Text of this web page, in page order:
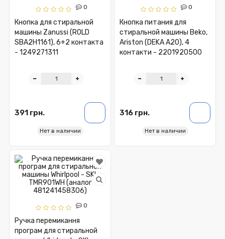
0
Кнопка для стиральной
машины Zanussi (ROLD
SBA2H1161), 6+2 контакта
- 1249271311
391 грн.
Нет в наличии
0
Кнопка питания для
стиральной машины Beko,
Ariston (DEKA A20), 4
контакти - 2201920500
316 грн.
Нет в наличии
0
Ручка перемикання
програм для стиральной